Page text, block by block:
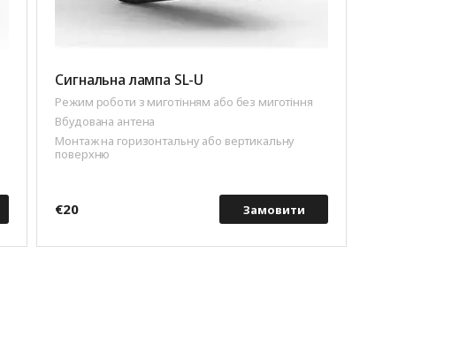
Сигнальна лампа SL-U
Режим роботи з миготінням або без миготіння
Вбудована антена
Монтаж на горизонтальну або вертикальну
поверхню
€20 Замовити